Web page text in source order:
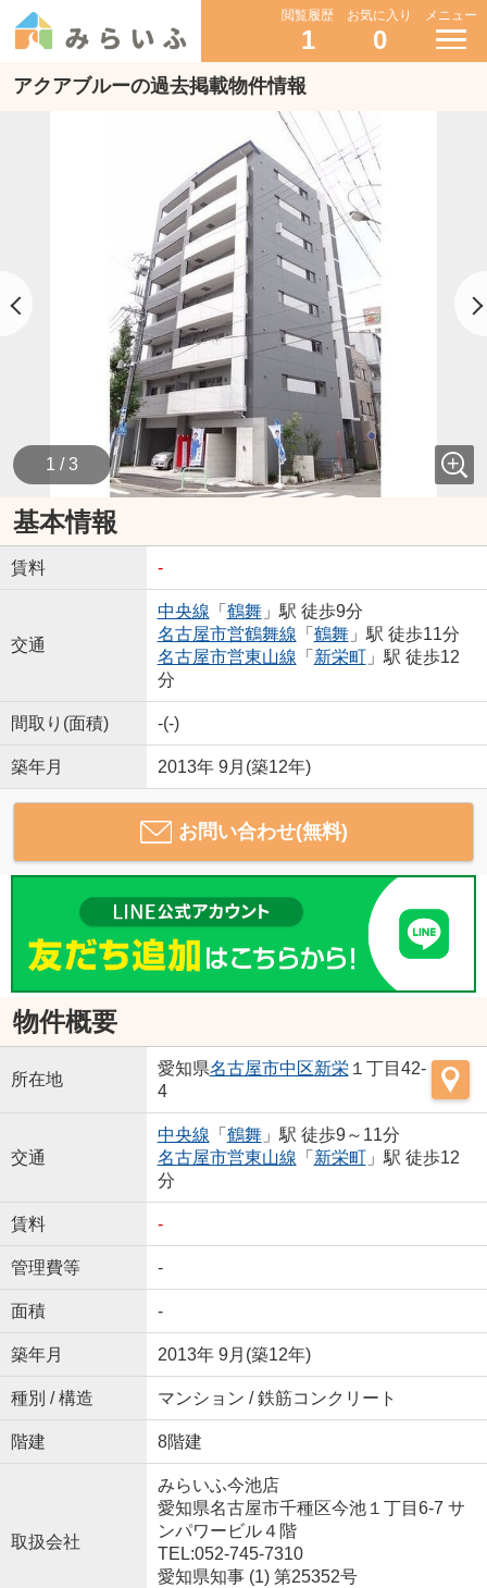
閲覧履歴
1
お気に入り
0
メニュー
アクアブルーの過去掲載物件情報
1 / 3
基本情報
賃料 -
交通
中央線 「 鶴舞」駅 徒歩9分
名古屋市営鶴舞線 「 鶴舞」駅 徒歩11分
名古屋市営東山線 「 新栄町」駅 徒歩12
分
間取り(面積) -(-)
築年月 2013年 9月(築12年)
お問い合わせ(無料)
物件概要
所在地
愛知県名古屋市中区新栄１丁目42-
4
交通
中央線 「 鶴舞」駅 徒歩9～11分
名古屋市営東山線 「 新栄町」駅 徒歩12
分
賃料 -
管理費等 -
面積 -
築年月 2013年 9月(築12年)
種別 / 構造 マンション / 鉄筋コンクリート
階建 8階建
取扱会社
みらいふ今池店
愛知県名古屋市千種区今池１丁目6-7 サ
ンパワービル４階
TEL:052-745-7310
愛知県知事 (1) 第25352号